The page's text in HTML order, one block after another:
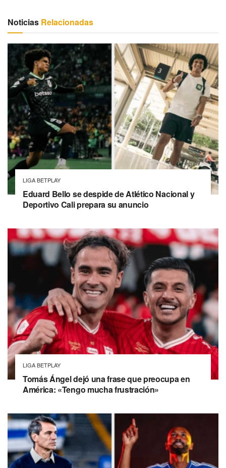
Noticias Relacionadas
LIGA BETPLAY
Eduard Bello se despide de Atlético Nacional y
Deportivo Cali prepara su anuncio
LIGA BETPLAY
Tomás Ángel dejó una frase que preocupa en
América: «Tengo mucha frustración»